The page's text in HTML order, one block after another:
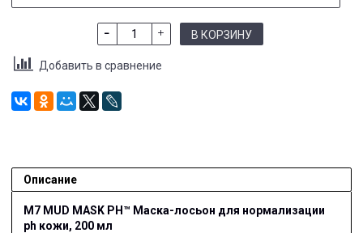
В КОРЗИНУ
Добавить в сравнение
Описание
M7 MUD MASK PH™ Маска-лосьон для нормализации
ph кожи, 200 мл